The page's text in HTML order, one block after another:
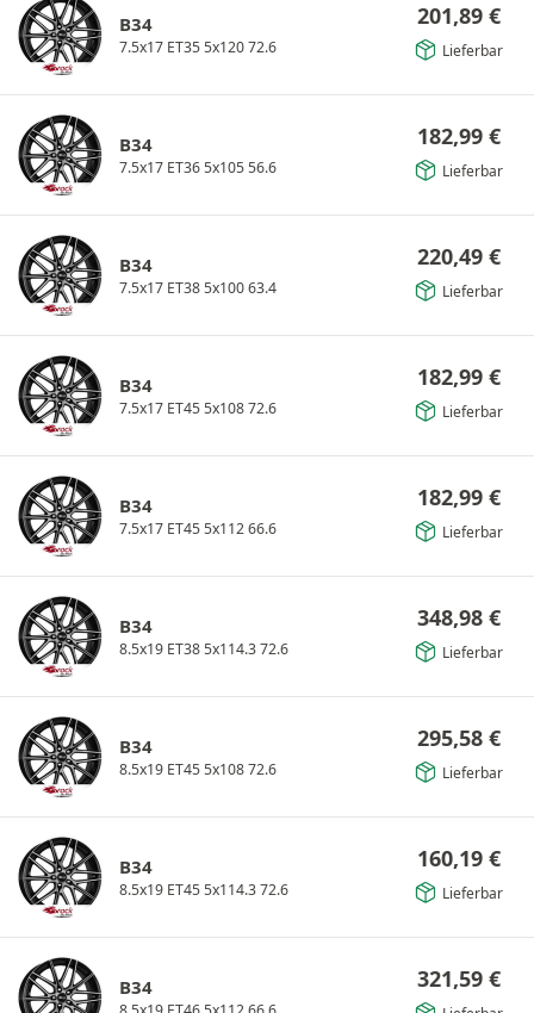
B34
7.5x17 ET35 5x120 72.6
201,89 €
Lieferbar
B34
7.5x17 ET36 5x105 56.6
182,99 €
Lieferbar
B34
7.5x17 ET38 5x100 63.4
220,49 €
Lieferbar
B34
7.5x17 ET45 5x108 72.6
182,99 €
Lieferbar
B34
7.5x17 ET45 5x112 66.6
182,99 €
Lieferbar
B34
8.5x19 ET38 5x114.3 72.6
348,98 €
Lieferbar
B34
8.5x19 ET45 5x108 72.6
295,58 €
Lieferbar
B34
8.5x19 ET45 5x114.3 72.6
160,19 €
Lieferbar
B34 321,59 €